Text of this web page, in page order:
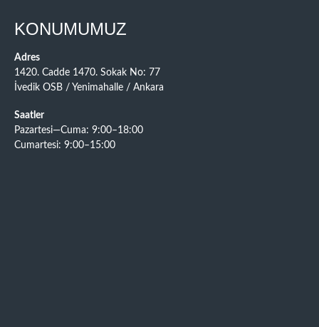
KONUMUMUZ
Adres
1420. Cadde 1470. Sokak No: 77
İvedik OSB / Yenimahalle / Ankara
Saatler
Pazartesi—Cuma: 9:00–18:00
Cumartesi: 9:00–15:00